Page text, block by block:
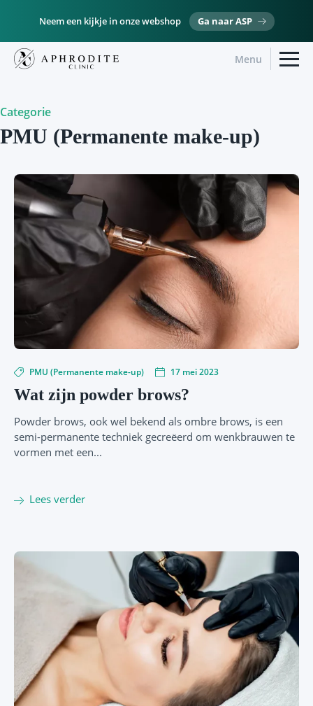
Neem een kijkje in onze webshop Ga naar ASP
Menu
Categorie
PMU (Permanente make-up)
PMU (Permanente make-up) 17 mei 2023
Wat zijn powder brows?
Powder brows, ook wel bekend als ombre brows, is een
semi-permanente techniek gecreëerd om wenkbrauwen te
vormen met een...
Lees verder